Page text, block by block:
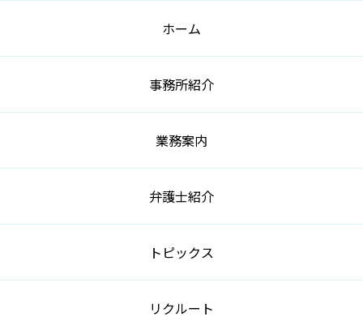
ホーム
事務所紹介
業務案内
弁護士紹介
トピックス
リクルート